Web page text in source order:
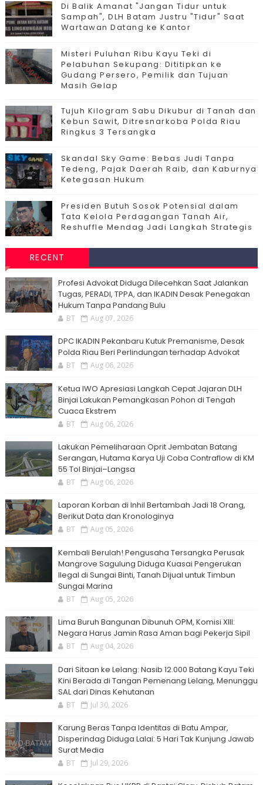
Di Balik Amanat "Jangan Tidur untuk
Sampah", DLH Batam Justru "Tidur" Saat
Wartawan Datang ke Kantor
Misteri Puluhan Ribu Kayu Teki di
Pelabuhan Sekupang: Dititipkan ke
Gudang Persero, Pemilik dan Tujuan
Masih Gelap
Tujuh Kilogram Sabu Dikubur di Tanah dan
Kebun Sawit, Ditresnarkoba Polda Riau
Ringkus 3 Tersangka
Skandal Sky Game: Bebas Judi Tanpa
Tedeng, Pajak Daerah Raib, dan Kaburnya
Ketegasan Hukum
Presiden Butuh Sosok Potensial dalam
Tata Kelola Perdagangan Tanah Air,
Reshuffle Mendag Jadi Langkah Strategis
RECENT
Profesi Advokat Diduga Dilecehkan Saat Jalankan
Tugas, PERADI, TPPA, dan IKADIN Desak Penegakan
Hukum Tanpa Pandang Bulu
BT Aug 07, 2026
DPC IKADIN Pekanbaru Kutuk Premanisme, Desak
Polda Riau Beri Perlindungan terhadap Advokat
BT Aug 06, 2026
Ketua IWO Apresiasi Langkah Cepat Jajaran DLH
Binjai Lakukan Pemangkasan Pohon di Tengah
Cuaca Ekstrem
BT Aug 06, 2026
Lakukan Pemeliharaan Oprit Jembatan Batang
Serangan, Hutama Karya Uji Coba Contraflow di KM
55 Tol Binjai–Langsa
BT Aug 06, 2026
Laporan Korban di Inhil Bertambah Jadi 18 Orang,
Berikut Data dan Kronologinya
BT Aug 05, 2026
Kembali Berulah! Pengusaha Tersangka Perusak
Mangrove Sagulung Diduga Kuasai Pengerukan
Ilegal di Sungai Binti, Tanah Dijual untuk Timbun
Sungai Marina
BT Aug 05, 2026
Lima Buruh Bangunan Dibunuh OPM, Komisi XIII:
Negara Harus Jamin Rasa Aman bagi Pekerja Sipil
BT Aug 04, 2026
Dari Sitaan ke Lelang: Nasib 12.000 Batang Kayu Teki
Kini Berada di Tangan Pemenang Lelang, Menunggu
SAL dari Dinas Kehutanan
BT Jul 30, 2026
Karung Beras Tanpa Identitas di Batu Ampar,
Disperindag Diduga Lalai: 5 Hari Tak Kunjung Jawab
Surat Media
BT Jul 29, 2026